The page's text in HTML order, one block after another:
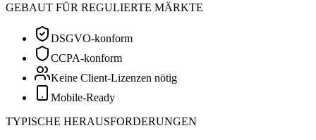
GEBAUT FÜR REGULIERTE MÄRKTE
DSGVO-konform
CCPA-konform
Keine Client-Lizenzen nötig
Mobile-Ready
TYPISCHE HERAUSFORDERUNGEN